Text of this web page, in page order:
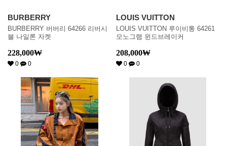
BURBERRY
BURBERRY 버버리 64266 리버시
블 나일론 자켓
228,000₩
0 0
LOUIS VUITTON
LOUIS VUITTON 루이비통 64261
모노그램 윈드브레이커
208,000₩
0 0